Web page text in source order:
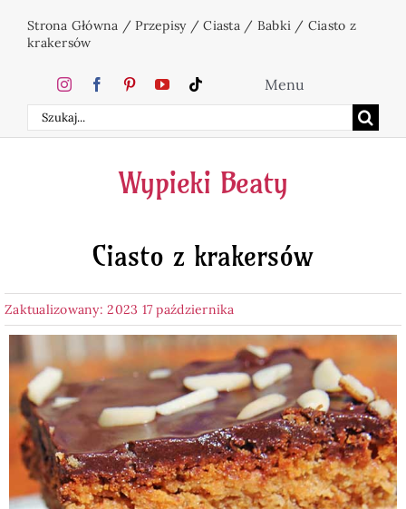
Strona Główna /Przepisy/Ciasta/ Babki / Ciasto z
krakersów
Szukaj
Menu
Home
Ciasta
Desery
Napoje
Pieczywo
Przetwory
Wypieki Beaty
Ciasto z krakersów
Zaktualizowany: 2023 17 października